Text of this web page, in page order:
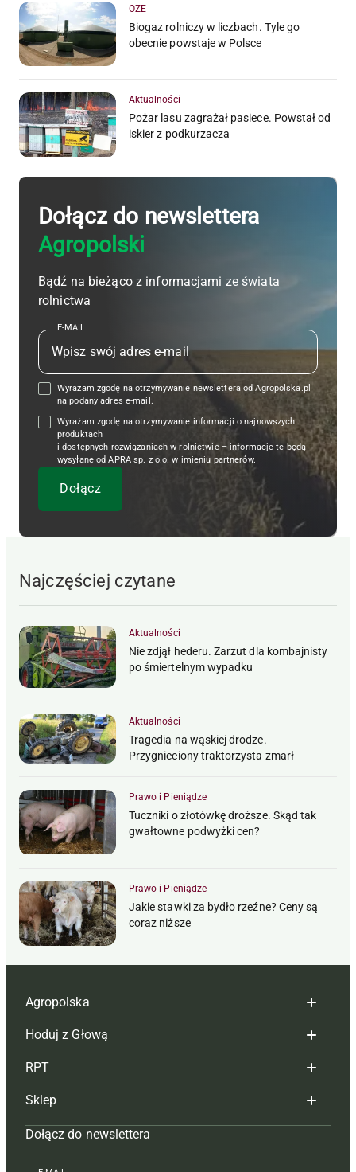
OZE
Biogaz rolniczy w liczbach. Tyle go
obecnie powstaje w Polsce
Aktualności
Pożar lasu zagrażał pasiece. Powstał od
iskier z podkurzacza
Dołącz do newslettera
Agropolski
Bądź na bieżąco z informacjami ze świata
rolnictwa
E-MAIL
Wyrażam zgodę na otrzymywanie newslettera od Agropolska.pl
na podany adres e-mail.
Wyrażam zgodę na otrzymywanie informacji o najnowszych
produktach
i dostępnych rozwiązaniach w rolnictwie – informacje te będą
wysyłane od APRA sp. z o.o. w imieniu partnerów.
Najczęściej czytane
Aktualności
Nie zdjął hederu. Zarzut dla kombajnisty
po śmiertelnym wypadku
Aktualności
Tragedia na wąskiej drodze.
Przygnieciony traktorzysta zmarł
Prawo i Pieniądze
Tuczniki o złotówkę droższe. Skąd tak
gwałtowne podwyżki cen?
Prawo i Pieniądze
Jakie stawki za bydło rzeźne? Ceny są
coraz niższe
Agropolska
Redakcja
Reklama
Tagi
Mapa serwisu
Kontakt
Hoduj z Głową
Hoduj z głową bydło
Hoduj z głową świnie
Prenumerata
Redakcja
RPT
Redakcja
Prenumerata
Sklep
Czasopisma i prenumerata
Dołącz do newslettera